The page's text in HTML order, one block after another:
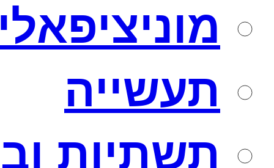
מוניציפאלי
תעשייה
תשתיות